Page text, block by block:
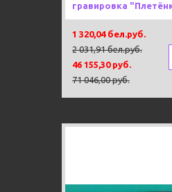
гравировка
1 320,04 бел.руб.
2 031,91 бел.руб.
46 155,30 руб.
71 046,00 руб.